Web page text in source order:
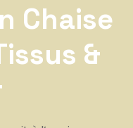
Chaise
&